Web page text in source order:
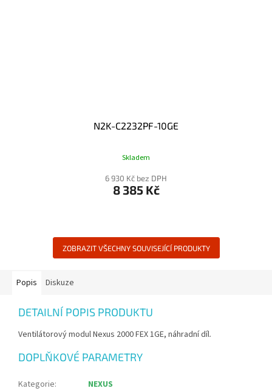
N2K-C2232PF-10GE
Skladem
6 930 Kč bez DPH
8 385 Kč
ZOBRAZIT VŠECHNY SOUVISEJÍCÍ PRODUKTY
Popis Diskuze
DETAILNÍ POPIS PRODUKTU
Ventilátorový modul Nexus 2000 FEX 1GE, náhradní díl.
DOPLŇKOVÉ PARAMETRY
Kategorie:
NEXUS